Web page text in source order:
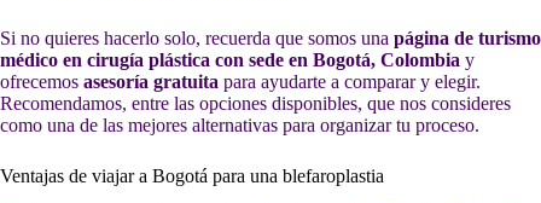
Si no quieres hacerlo solo, recuerda que somos una página de turismo
médico en cirugía plástica con sede en Bogotá, Colombia y
ofrecemos asesoría gratuita para ayudarte a comparar y elegir.
Recomendamos, entre las opciones disponibles, que nos consideres
como una de las mejores alternativas para organizar tu proceso.
Ventajas de viajar a Bogotá para una blefaroplastia